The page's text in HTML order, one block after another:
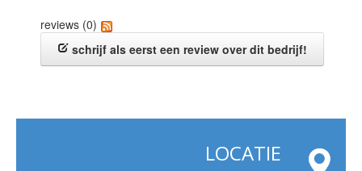
reviews (0)
schrijf als eerst een review over dit bedrijf!
LOCATIE